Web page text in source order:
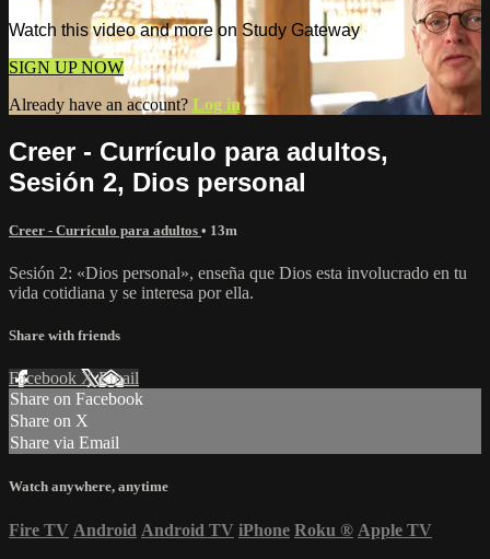
Watch this video and more on Study Gateway
SIGN UP NOW
Already have an account? Log in
Creer - Currículo para adultos,
Sesión 2, Dios personal
Creer - Currículo para adultos • 13m
Sesión 2: «Dios personal», enseña que Dios esta involucrado en tu
vida cotidiana y se interesa por ella.
Share with friends
Facebook XEmail
Share on Facebook
Share on X
Share via Email
Watch anywhere, anytime
Fire TV Android Android TV iPhone Roku ® Apple TV